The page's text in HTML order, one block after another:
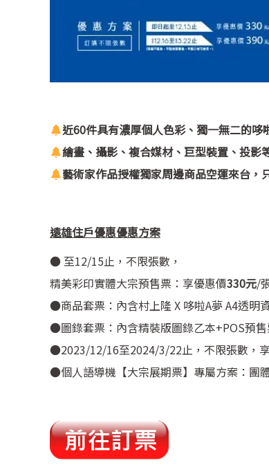
近60件具有濃厚個人色彩、獨一無二的哆
繪畫、攝影、複合媒材、巨型裝置、投影
藝術家作品授權獨家周邊商品空運來台，
遠雄住戶優惠優惠方案
● 至12/15止，不限張數，
精美彩印實體大宗預售票：享優惠價330元/
●商品套票：內含村上隆 X 哆啦A夢 A4透明
●圖錄套票：內含精裝版圖錄乙本+POS預
●2023/12/16至2024/3/22止，不限張數，
●個人語導機【大宗展期票】專屬方案：團